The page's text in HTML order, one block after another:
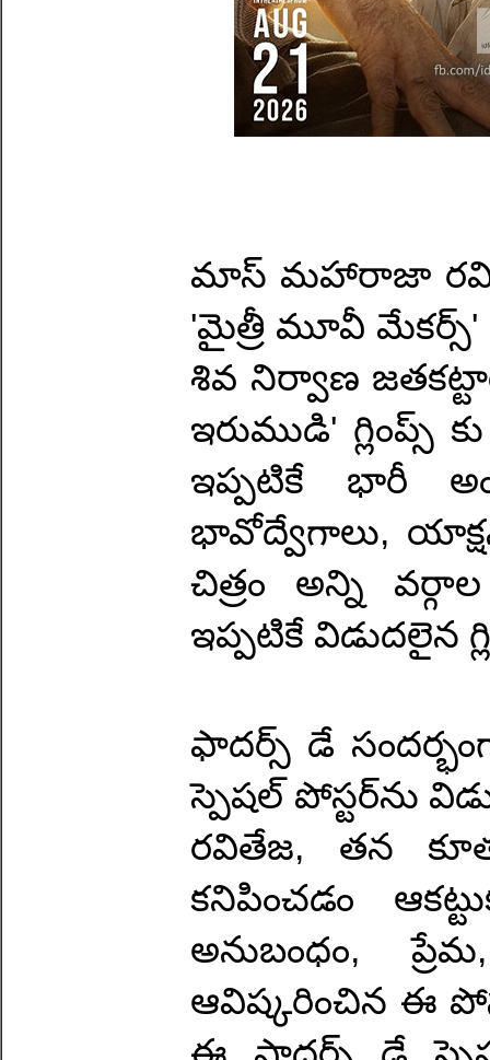
మాస్ మహారాజా
'మైత్రీ మూవీ మేకర్స్'
శివ నిర్వాణ
ఇరుముడి'
ఇప్పటికే భారీ
భావోద్వేగాలు,
చిత్రం అన్ని వర్గాల
ఇప్పటికే విడుదలైన
ఫాదర్స్ డే
స్పెషల్ పోస్టర్‌ను
రవితేజ, తన
కనిపించడం
అనుబంధం,
ఆవిష్కరించిన ఈ